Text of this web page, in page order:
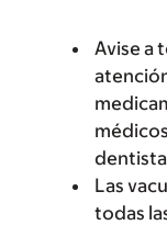
Avise a
Las
todas